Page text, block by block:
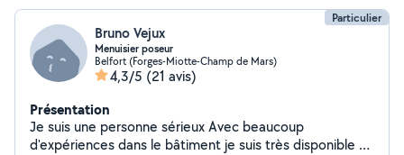
Particulier
Bruno Vejux
Menuisier poseur
Belfort (Forges-Miotte-Champ de Mars)
4,3/5 (21 avis)
Présentation
Je suis une personne sérieux Avec beaucoup
d'expériences dans le bâtiment je suis très disponible et